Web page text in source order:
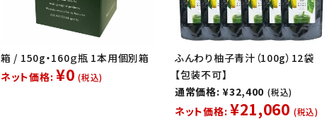
箱 / 150g・160ｇ瓶 1本用個別箱
ネット価格: ¥0 (税込)
ふんわり柚子青汁（100g）12袋
【包装不可】
通常価格: ¥32,400 (税込)
ネット価格: ¥21,060 (税込)